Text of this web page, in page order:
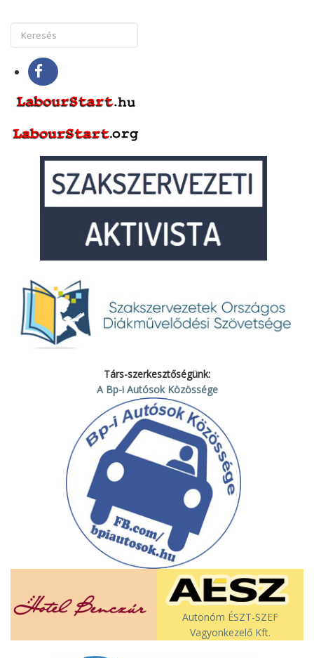
Társ-szerkesztőségünk:
A Bp-i Autósok Közössége
Autonóm ÉSZT-SZEF
Vagyonkezelő Kft.